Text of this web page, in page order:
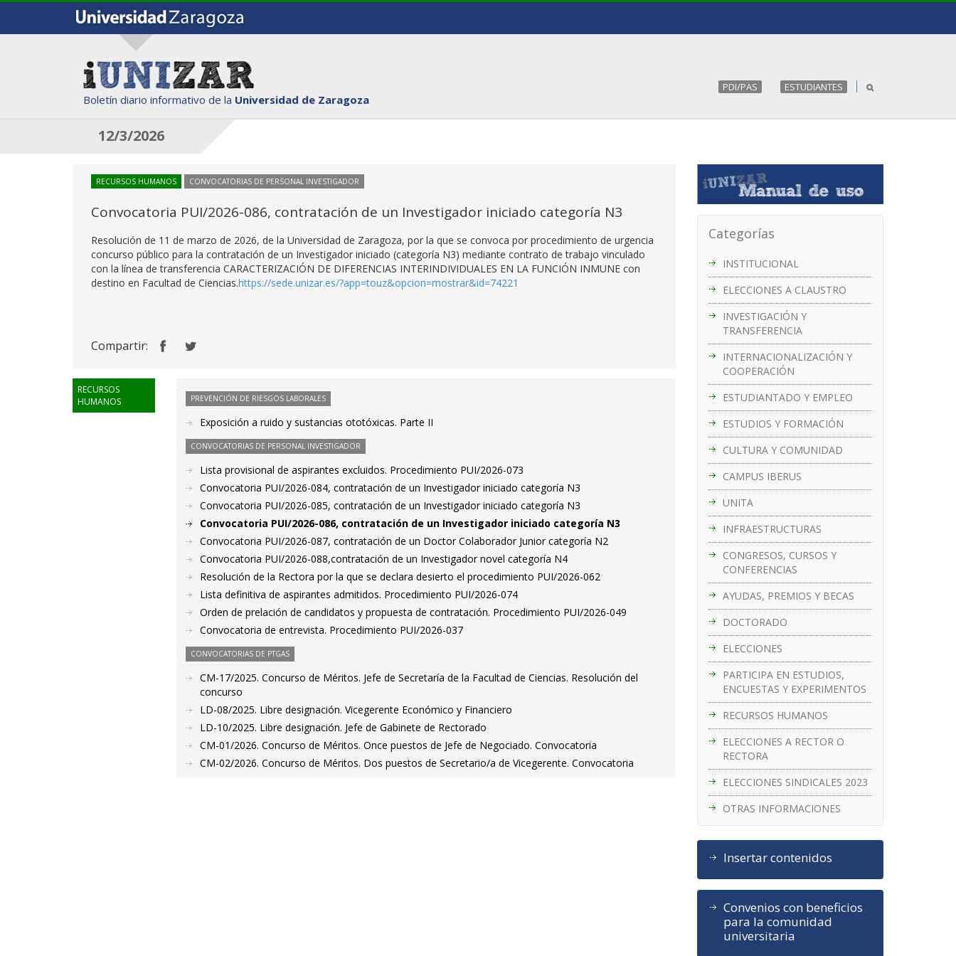
Boletín diario informativo de la Universidad de Zaragoza
PDI/PAS ESTUDIANTES
12/3/2026
Categorías
INSTITUCIONAL
ELECCIONES A CLAUSTRO
INVESTIGACIÓN Y
TRANSFERENCIA
INTERNACIONALIZACIÓN Y
COOPERACIÓN
ESTUDIANTADO Y EMPLEO
ESTUDIOS Y FORMACIÓN
CULTURA Y COMUNIDAD
CAMPUS IBERUS
UNITA
INFRAESTRUCTURAS
CONGRESOS, CURSOS Y
CONFERENCIAS
AYUDAS, PREMIOS Y BECAS
DOCTORADO
ELECCIONES
PARTICIPA EN ESTUDIOS,
ENCUESTAS Y EXPERIMENTOS
RECURSOS HUMANOS
ELECCIONES A RECTOR O
RECTORA
ELECCIONES SINDICALES 2023
OTRAS INFORMACIONES
Insertar contenidos
Convenios con beneficios
para la comunidad
universitaria
RECURSOS HUMANOS CONVOCATORIAS DE PERSONAL INVESTIGADOR
Convocatoria PUI/2026-086, contratación de un Investigador iniciado categoría N3
Resolución de 11 de marzo de 2026, de la Universidad de Zaragoza, por la que se convoca por procedimiento de urgencia
concurso público para la contratación de un Investigador iniciado (categoría N3) mediante contrato de trabajo vinculado
con la línea de transferencia CARACTERIZACIÓN DE DIFERENCIAS INTERINDIVIDUALES EN LA FUNCIÓN INMUNE con
destino en Facultad de Ciencias.https://sede.unizar.es/?app=touz&opcion=mostrar&id=74221
Compartir:
RECURSOS
HUMANOS
PREVENCIÓN DE RIESGOS LABORALES
Exposición a ruido y sustancias ototóxicas. Parte II
CONVOCATORIAS DE PERSONAL INVESTIGADOR
Lista provisional de aspirantes excluidos. Procedimiento PUI/2026-073
Convocatoria PUI/2026-084, contratación de un Investigador iniciado categoría N3
Convocatoria PUI/2026-085, contratación de un Investigador iniciado categoría N3
Convocatoria PUI/2026-086, contratación de un Investigador iniciado categoría N3
Convocatoria PUI/2026-087, contratación de un Doctor Colaborador Junior categoría N2
Convocatoria PUI/2026-088,contratación de un Investigador novel categoría N4
Resolución de la Rectora por la que se declara desierto el procedimiento PUI/2026-062
Lista definitiva de aspirantes admitidos. Procedimiento PUI/2026-074
Orden de prelación de candidatos y propuesta de contratación. Procedimiento PUI/2026-049
Convocatoria de entrevista. Procedimiento PUI/2026-037
CONVOCATORIAS DE PTGAS
CM-17/2025. Concurso de Méritos. Jefe de Secretaría de la Facultad de Ciencias. Resolución del
concurso
LD-08/2025. Libre designación. Vicegerente Económico y Financiero
LD-10/2025. Libre designación. Jefe de Gabinete de Rectorado
CM-01/2026. Concurso de Méritos. Once puestos de Jefe de Negociado. Convocatoria
CM-02/2026. Concurso de Méritos. Dos puestos de Secretario/a de Vicegerente. Convocatoria